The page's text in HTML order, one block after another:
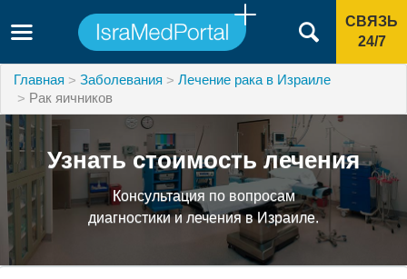
СВЯЗЬ
24/7
Главная Заболевания
Лечение рака в Израиле
Рак яичников
Узнать стоимость лечения
Консультация по вопросам
диагностики и лечения в Израиле.